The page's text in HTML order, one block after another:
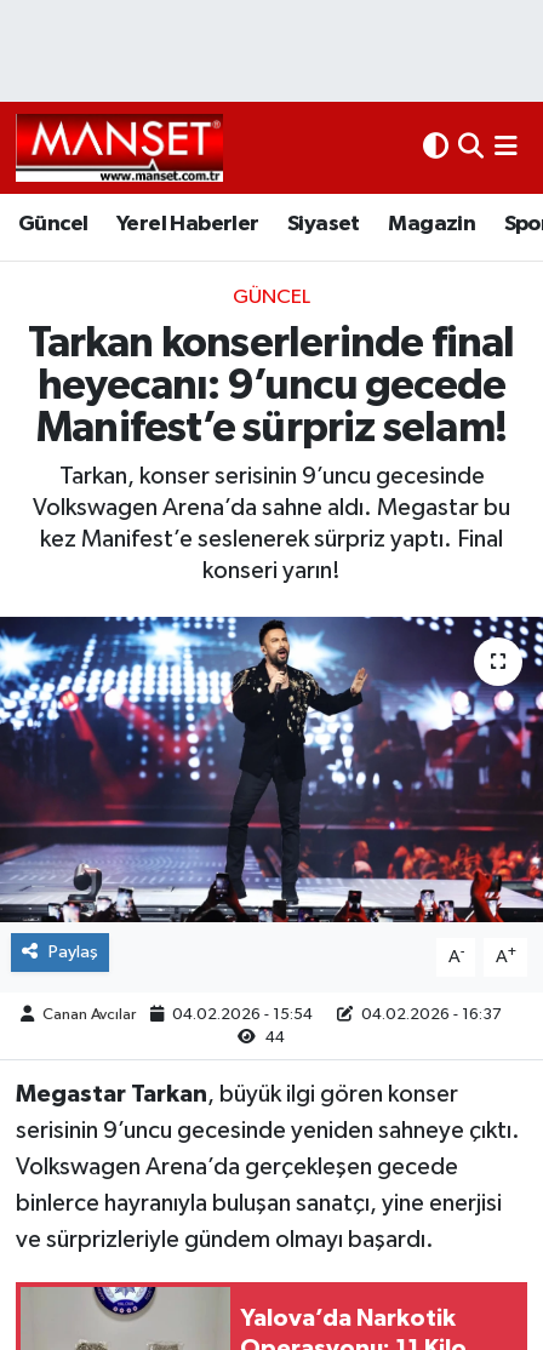
Güncel Yerel Haberler Siyaset Magazin
GÜNCEL
Tarkan konserlerinde final
heyecanı: 9’uncu gecede
Manifest’e sürpriz selam!
Tarkan, konser serisinin 9’uncu gecesinde
Volkswagen Arena’da sahne aldı. Megastar bu
kez Manifest’e seslenerek sürpriz yaptı. Final
konseri yarın!
Paylaş A- A+
Canan Avcılar 04.02.2026 - 15:54
04.02.2026 - 16:37
44
Megastar Tarkan, büyük ilgi gören konser
serisinin 9’uncu gecesinde yeniden sahneye çıktı.
Volkswagen Arena’da gerçekleşen gecede
binlerce hayranıyla buluşan sanatçı, yine enerjisi
ve sürprizleriyle gündem olmayı başardı.
Yalova’da Narkotik
Kültür Sanat
Magazin
Spor
İletişim
Künye
www.manset.com.tr
Yerel Haberler
Siyaset
Spor
Sağlık
Eğitim
Teknoloji
Hava Durumu
Namaz Vakitleri
Süper Lig Puan Durumu ve Fikstür
Tüm Manşetler
Son Dakika Haberleri
Haber Arşivi